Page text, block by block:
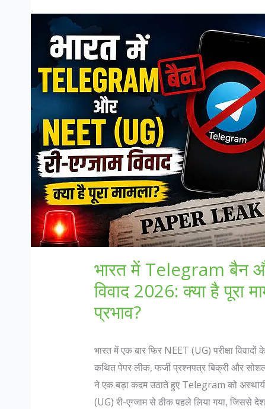
भारत में Telegram बैन
विवाद 2026: क्या है पूरा
प्रभाव?
भारत में एक बार फिर NEET (UG) परीक्षा
कथित पेपर लीक, फर्जी प्रश्नपत्र बिक्री और
ने एक बड़ा कदम उठाते हुए Telegram को
(UG) री-एग्जाम से ठीक पहले लिया गया, जिससे